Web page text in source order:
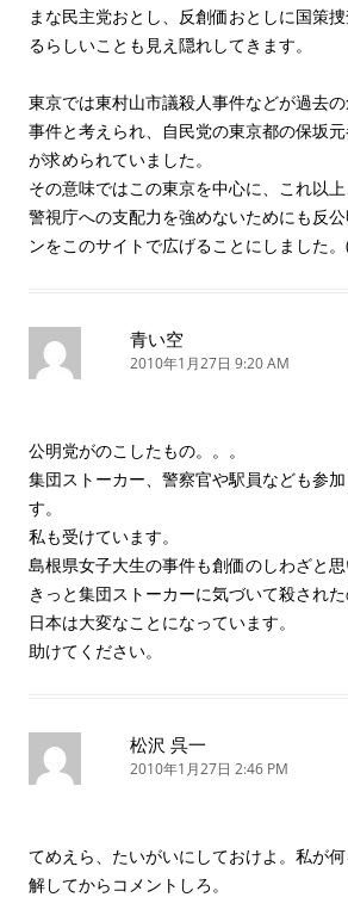
まな民主党おとし、反創価おとしに国策
るらしいことも見え隠れしてきます。
東京では東村山市議殺人事件などが過去
事件と考えられ、自民党の東京都の保坂
が求められていました。
その意味ではこの東京を中心に、これ以上
警視庁への支配力を強めないためにも反
ンをこのサイトで広げることにしました。
青い空
2010年1月27日 9:20 AM
公明党がのこしたもの。。。
集団ストーカー、警察官や駅員なども参
す。
私も受けています。
島根県女子大生の事件も創価のしわざと思
きっと集団ストーカーに気づいて殺された
日本は大変なことになっています。
助けてください。
松沢 呉一
2010年1月27日 2:46 PM
てめえら、たいがいにしておけよ。私が
解してからコメントしろ。